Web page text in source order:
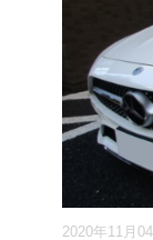
2020年11月